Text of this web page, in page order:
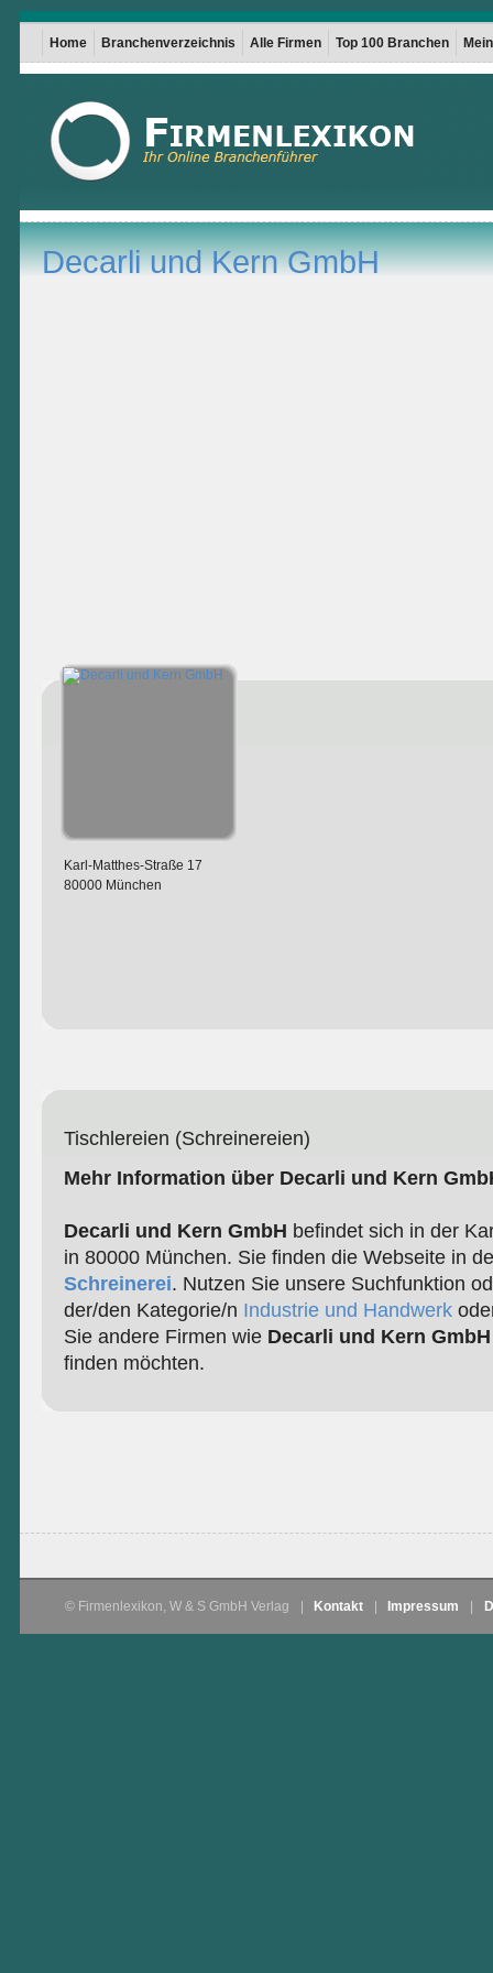
Home Branchenverzeichnis Alle Firmen Top 100 Branchen
Decarli und Kern GmbH
Karl-Matthes-Straße 17
80000 München
Tischlereien (Schreinereien)
Mehr Information über Decarli und Kern
Decarli und Kern GmbH befindet sich in der
in 80000 München. Sie finden die Webseite in
Schreinerei. Nutzen Sie unsere Suchfunktion
der/den Kategorie/n Industrie und Handwerk
Sie andere Firmen wie Decarli und Kern GmbH
finden möchten.
© Firmenlexikon, W & S GmbH Verlag Kontakt Impressum